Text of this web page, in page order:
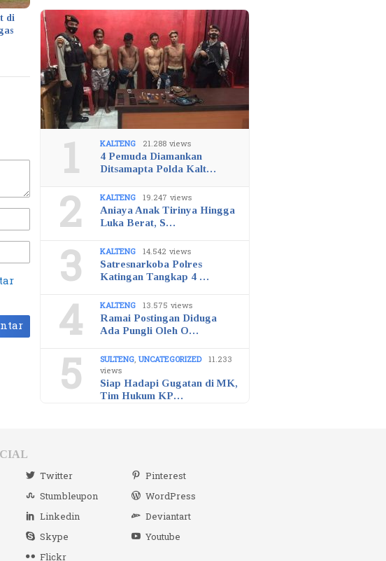
di
1 KALTENG 21.288 views
4 Pemuda Diamankan
Ditsamapta Polda Kalt…
2 KALTENG 19.247 views
Aniaya Anak Tirinya Hingga
Luka Berat, S…
3 KALTENG 14.542 views
Satresnarkoba Polres
Katingan Tangkap 4 …
4 KALTENG 13.575 views
Ramai Postingan Diduga
Ada Pungli Oleh O…
5 SULTENG,UNCATEGORIZED 11.233
views
Siap Hadapi Gugatan di MK,
Tim Hukum KP…
Twitter
Pinterest
Stumbleupon
WordPress
Linkedin
Deviantart
Skype
Youtube
Flickr